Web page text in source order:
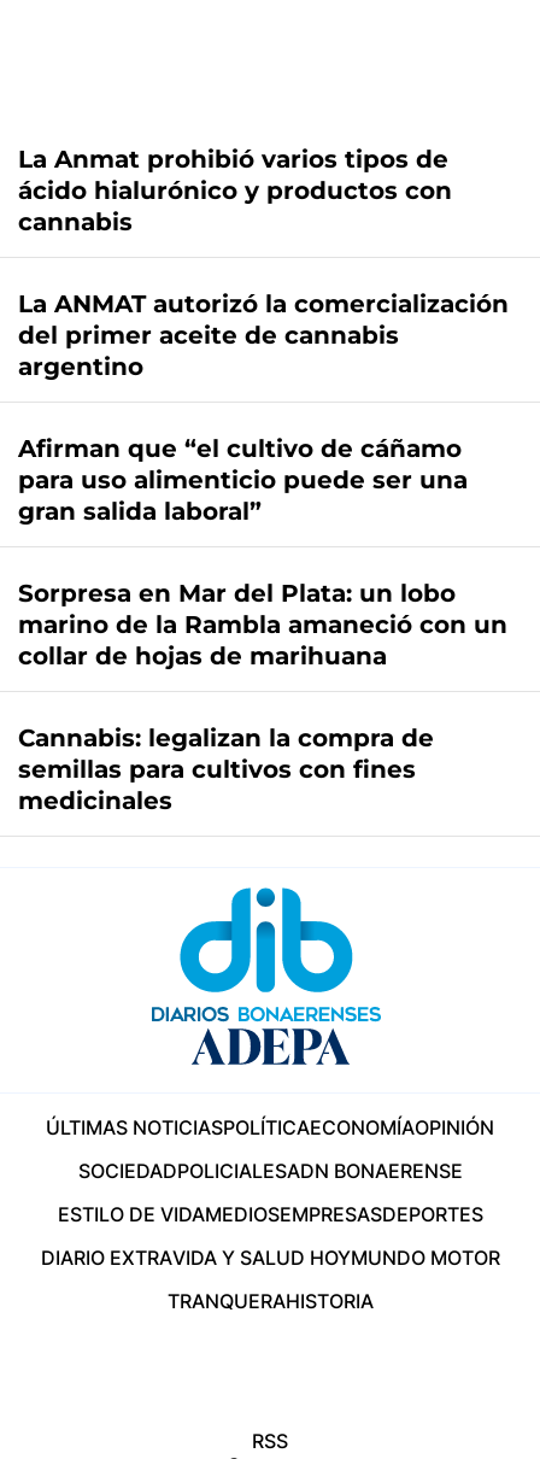
La Anmat prohibió varios tipos de
ácido hialurónico y productos con
cannabis
La ANMAT autorizó la comercialización
del primer aceite de cannabis
argentino
Afirman que “el cultivo de cáñamo
para uso alimenticio puede ser una
gran salida laboral”
Sorpresa en Mar del Plata: un lobo
marino de la Rambla amaneció con un
collar de hojas de marihuana
Cannabis: legalizan la compra de
semillas para cultivos con fines
medicinales
ÚLTIMAS NOTICIASPOLÍTICAECONOMÍAOPINIÓN
SOCIEDADPOLICIALESADN BONAERENSE
ESTILO DE VIDAMEDIOSEMPRESASDEPORTES
DIARIO EXTRAVIDA Y SALUD HOYMUNDO MOTOR
TRANQUERAHISTORIA
RSS